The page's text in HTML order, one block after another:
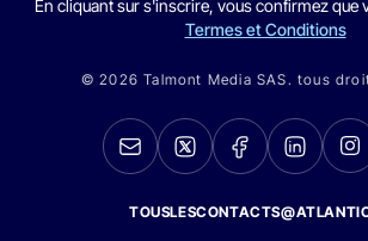
En cliquant sur s'inscrire, vous confirmez que
Termes et Conditions
© 2026 Talmont Media SAS. tous